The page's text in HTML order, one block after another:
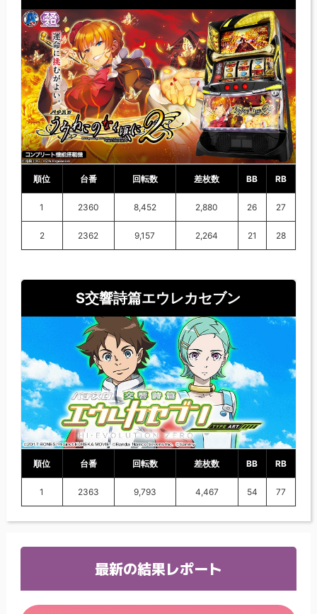
順位 台番 回転数 差枚数 BB RB
1 2360 8,452 2,880 26 27
2 2362 9,157 2,264 21 28
S交響詩篇エウレカセブン
順位 台番 回転数 差枚数 BB RB
1 2363 9,793 4,467 54 77
最新の結果レポート